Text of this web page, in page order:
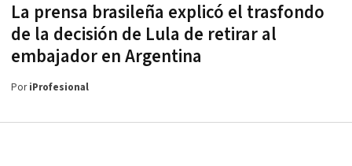
La prensa brasileña explicó el trasfondo
de la decisión de Lula de retirar al
embajador en Argentina
PoriProfesional